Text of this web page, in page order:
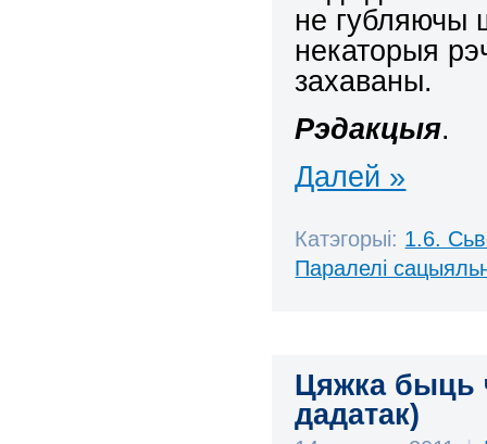
не губляючы
некаторыя
захаваны.
Рэдакцыя.
Далей »
Катэгорыі: 1.6.
Паралелі
Цяжка быць
дадатак)